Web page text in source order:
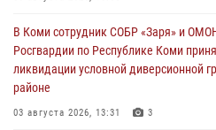
В Коми сотрудник СОБР «Заря» и
Росгвардии по Республике Коми
ликвидации условной диверсионной
районе
03 августа 2026, 13:31 3